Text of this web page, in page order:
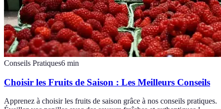
Conseils Pratiques6 min
Choisir les Fruits de Saison : Les Meilleurs Conseils
Apprenez à choisir les fruits de saison grâce à nos conseils pratiques.